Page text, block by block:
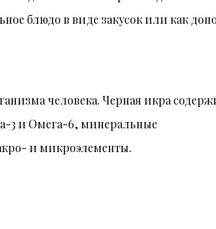
блюдо в виде закусок или как
человека. Черная икра
3 и Омега-6, минеральные
и микроэлементы.